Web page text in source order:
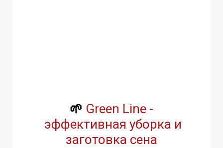
🌱 Green Line -
эффективная уборка и
заготовка сена